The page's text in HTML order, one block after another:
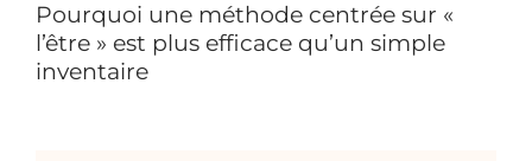
Pourquoi une méthode centrée sur «
l’être » est plus efficace qu’un simple
inventaire